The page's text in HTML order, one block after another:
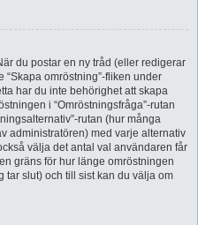
du postar en ny tråd (eller redigerar
“Skapa omröstning”-fliken under
har du inte behörighet att skapa
i “Omröstningsfråga”-rutan
rutan (hur många
administratören) med varje alternativ
välja det antal val användaren får
gräns för hur länge omröstningen
tar slut) och till sist kan du välja om